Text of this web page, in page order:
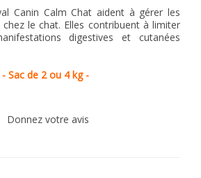
Canin Calm Chat aident à gérer les
le chat. Elles contribuent à limiter
digestives et cutanées
- Sac de 2 ou 4 kg -
Donnez votre avis